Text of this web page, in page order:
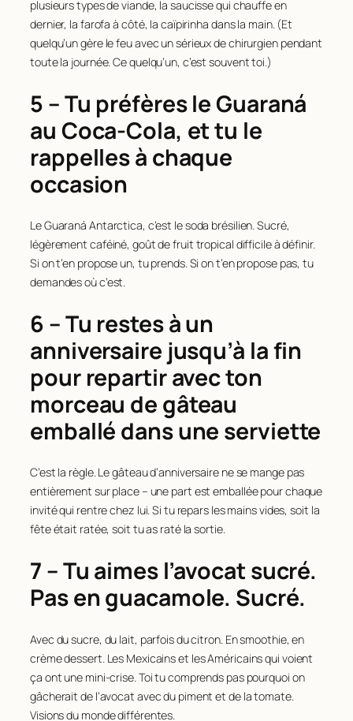
plusieurs types de viande, la saucisse qui chauffe en
dernier, la farofa à côté, la caïpirinha dans la main. (Et
quelqu’un gère le feu avec un sérieux de chirurgien pendant
toute la journée. Ce quelqu’un, c’est souvent toi.)
5 – Tu préfères le Guaraná
au Coca-Cola, et tu le
rappelles à chaque
occasion
Le Guaraná Antarctica, c’est le soda brésilien. Sucré,
légèrement caféiné, goût de fruit tropical difficile à définir.
Si on t’en propose un, tu prends. Si on t’en propose pas, tu
demandes où c’est.
6 – Tu restes à un
anniversaire jusqu’à la fin
pour repartir avec ton
morceau de gâteau
emballé dans une serviette
C’est la règle. Le gâteau d’anniversaire ne se mange pas
entièrement sur place – une part est emballée pour chaque
invité qui rentre chez lui. Si tu repars les mains vides, soit la
fête était ratée, soit tu as raté la sortie.
7 – Tu aimes l’avocat sucré.
Pas en guacamole. Sucré.
Avec du sucre, du lait, parfois du citron. En smoothie, en
crème dessert. Les Mexicains et les Américains qui voient
ça ont une mini-crise. Toi tu comprends pas pourquoi on
gâcherait de l’avocat avec du piment et de la tomate.
Visions du monde différentes.